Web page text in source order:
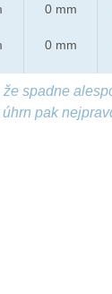
0 mm
0 mm
spadne
pak